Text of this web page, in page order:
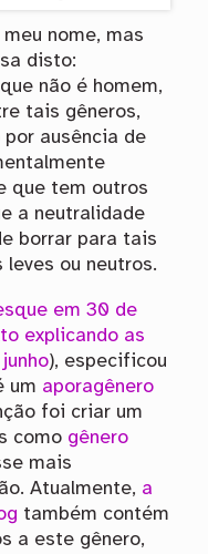
nome, mas
disto:
não é homem,
tais gêneros,
ausência de
que tem outros
a neutralidade
borrar para tais
leves ou neutros.
em 30 de
explicando as
), especificou
um aporagênero
foi criar um
como gênero
mais
Atualmente, a
também contém
a este gênero,